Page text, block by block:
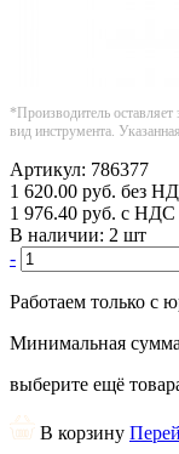
*Производитель
вид инструмента.
Артикул: 786377
1 620.00 руб. без
1 976.40 руб. с НДС
В наличии: 2 шт
-
Работаем только с
Минимальная
выберите ещё
В корзину